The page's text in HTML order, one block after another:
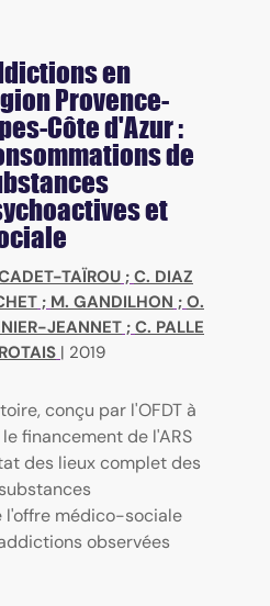
en
Provence-
Côte d'Azur :
de
et
TAÏROU; C. DIAZ
; M. GANDILHON ; O.
JEANNET; C. PALLE
| 2019
conçu par l'OFDT à
financement de l'ARS
des lieux complet des
l'offre médico-sociale
observées